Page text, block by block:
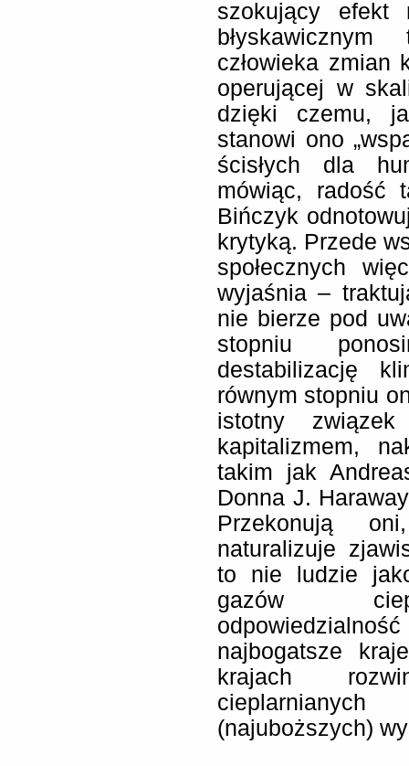
szokujący efekt
człowieka zmian
operującej w
dzięki czemu,
stanowi ono
ścisłych dla
mówiąc, radość
Bińczyk
krytyką. Przede
społecznych
wyjaśnia –
nie bierze pod
stopniu
destabilizację
równym stopniu
istotny
kapitalizmem,
takim jak
Donna J.
Przekonują
naturalizuje
to nie ludzie
gazów
najbogatsze
krajach
(najuboższych)